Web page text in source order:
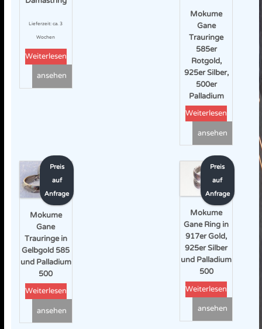
Lieferzeit:ca. 3
Wochen
Weiterlesen
ansehen
Mokume
Gane
Trauringe
585er
Rotgold,
925er Silber,
500er
Palladium
Weiterlesen
ansehen
Mokume
Gane
Trauringe in
Gelbgold 585
und Palladium
500
Preis
auf
Anfrage
Weiterlesen
ansehen
Mokume
Gane Ring in
917er Gold,
925er Silber
und Palladium
500
Preis
auf
Anfrage
Weiterlesen
ansehen